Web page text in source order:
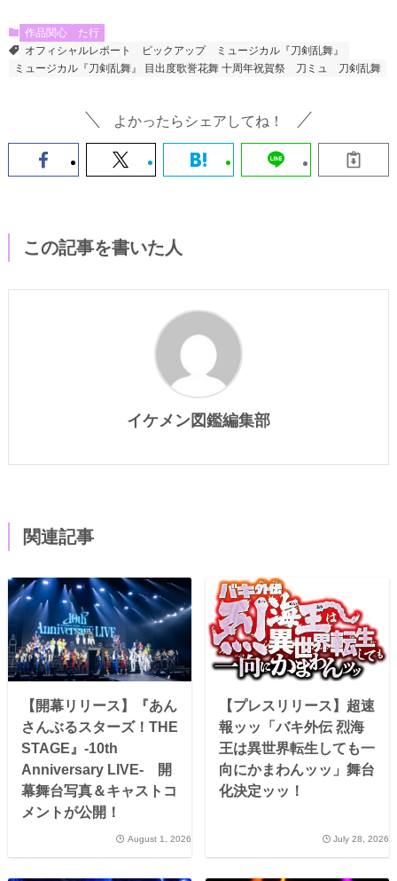
作品関心
た行
オフィシャルレポート
ピックアップ
ミュージカル『刀剣乱舞』
ミュージカル『刀剣乱舞』 目出度歌誉花舞 十周年祝賀祭
刀ミュ 刀剣乱舞
よかったらシェアしてね！
この記事を書いた人
イケメン図鑑編集部
関連記事
【開幕リリース】『あん
さんぶるスターズ！THE
STAGE』-10th
Anniversary LIVE- 開
幕舞台写真＆キャストコ
メントが公開！
August 1, 2026
【プレスリリース】超速
報ッッ「バキ外伝 烈海
王は異世界転生しても一
向にかまわんッッ」舞台
化決定ッッ！
July 28, 2026